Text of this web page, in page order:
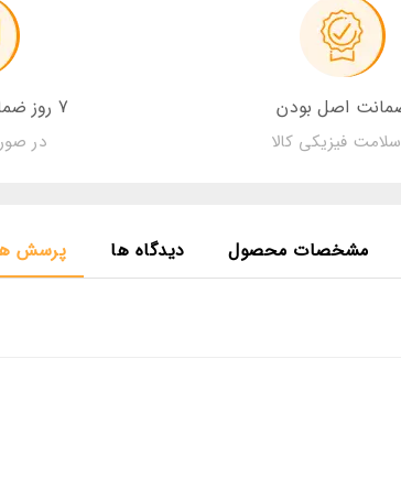
اصل بودن
فیزیکی کالا
7 روز ضمانت برگشت کالا
در
مشخصات محصول دیدگاه ها پرسش